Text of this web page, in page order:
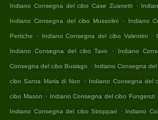
Indiano Consegna del cibo Case Zuanetti .
Indiano Consegna del cibo Mussolini . Indiano
Pertiche . Indiano Consegna del cibo Valentini .
Indiano Consegna del cibo Tavo . Indiano
Consegna del cibo Busiago . Indiano Consegna del
cibo Santa Maria di Non . Indiano Consegna del
cibo Mason . Indiano Consegna del cibo Fungenzi
Indiano Consegna del cibo Stroppari . Indiano